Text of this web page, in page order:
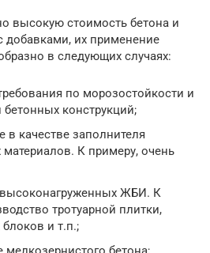
высокую стоимость бетона и
добавками, их применение
в следующих случаях:
по морозостойкости и
бетонных конструкций;
в качестве заполнителя
материалов. К примеру, очень
ЖБИ. К
тротуарной плитки,
и т.п.;